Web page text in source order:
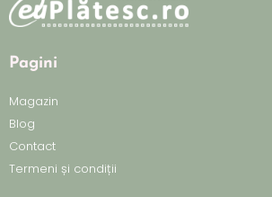
Pagini
Magazin
Blog
Contact
Termeni și condiții